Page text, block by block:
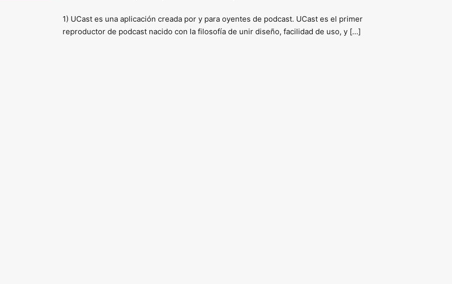
1) UCast es una aplicación creada por y para oyentes de podcast. UCast es el primer
reproductor de podcast nacido con la filosofía de unir diseño, facilidad de uso, y […]